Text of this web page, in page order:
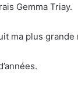
Gemma Triay.
ma plus